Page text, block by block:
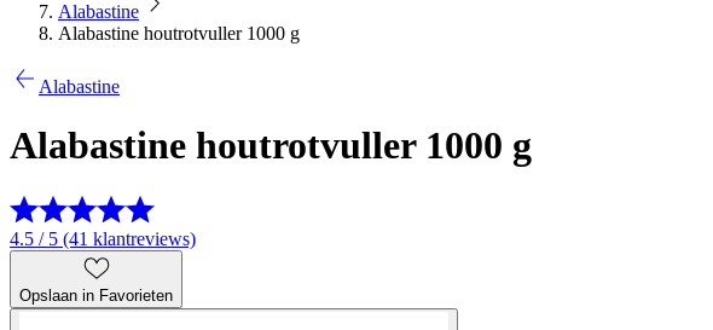
Alabastine
Alabastine houtrotvuller 1000 g
Alabastine
Alabastine houtrotvuller 1000 g
4.5 / 5 (41 klantreviews)
Opslaan in Favorieten